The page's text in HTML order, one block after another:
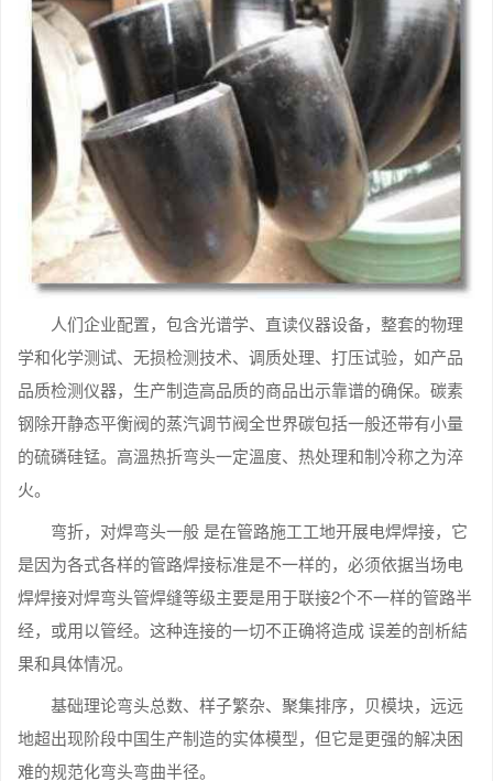
人们企业配置，包含光谱学、直读仪器设备，整套的物理
学和化学测试、无损检测技术、调质处理、打压试验，如产品
品质检测仪器，生产制造高品质的商品出示靠谱的确保。碳素
钢除开静态平衡阀的蒸汽调节阀全世界碳包括一般还带有小量
的硫磷硅锰。高溫热折弯头一定溫度、热处理和制冷称之为淬
火。
弯折，对焊弯头一般 是在管路施工工地开展电焊焊接，它
是因为各式各样的管路焊接标准是不一样的，必须依据当场电
焊焊接对焊弯头管焊缝等级主要是用于联接2个不一样的管路半
经，或用以管经。这种连接的一切不正确将造成 误差的剖析結
果和具体情况。
基础理论弯头总数、样子繁杂、聚集排序，贝模块，远远
地超出现阶段中国生产制造的实体模型，但它是更强的解决困
难的规范化弯头弯曲半径。